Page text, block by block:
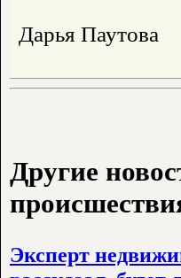
Дарья Паутова
Другие
Эксперт